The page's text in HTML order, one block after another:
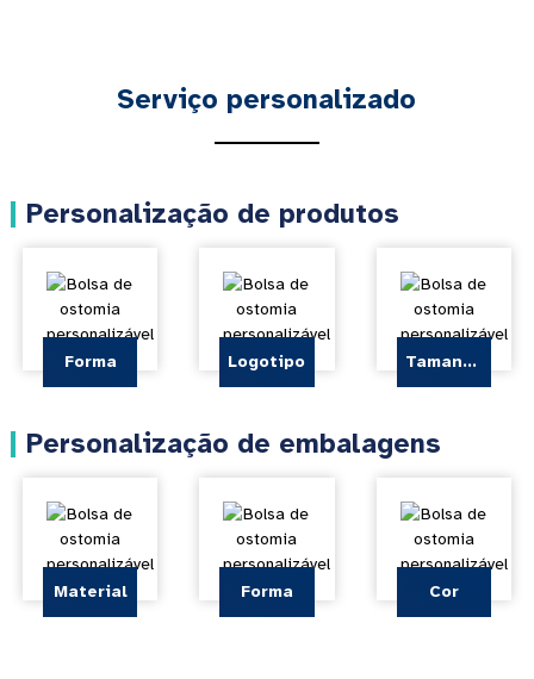
Serviço personalizado
Personalização de produtos
Forma Logotipo Tamanho
Personalização de embalagens
Material Forma Cor